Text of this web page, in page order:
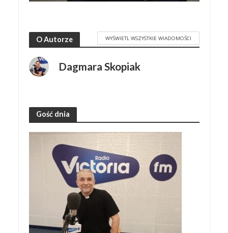
O Autorze WYŚWIETL WSZYSTKIE WIADOMOŚCI
Dagmara Skopiak
Gość dnia